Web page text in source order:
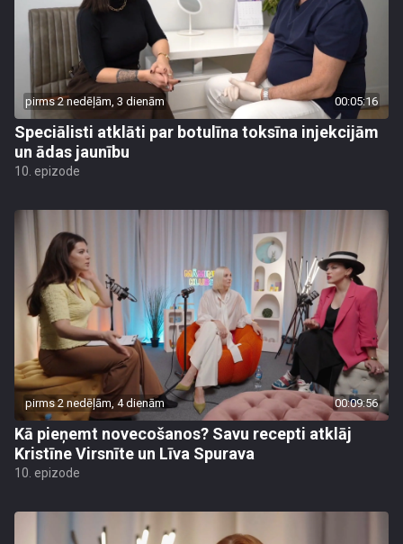
pirms 2 nedēļām, 3 dienām 00:05:16
Speciālisti atklāti par botulīna toksīna injekcijām
un ādas jaunību
10. epizode
pirms 2 nedēļām, 4 dienām 00:09:56
Kā pieņemt novecošanos? Savu recepti atklāj
Kristīne Virsnīte un Līva Spurava
10. epizode